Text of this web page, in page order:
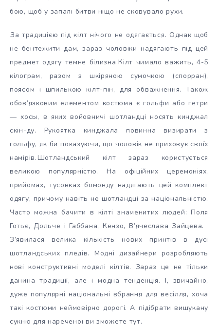
бою, щоб у запалі битви ніщо не сковувало рухи.
За традицією під кілт нічого не одягається. Однак щоб
не бентежити дам, зараз чоловіки надягають під цей
предмет одягу темне білизна.Кілт чимало важить, 4-5
кілограм, разом з шкіряною сумочкою (спорран),
поясом і шпилькою кілт-пін, для обважнення. Також
обов’язковим елементом костюма є гольфи або гетри
— хосы, в яких войовничі шотландці носять кинджал
скін-ду. Рукоятка кинджала повинна визирати з
гольфу, як би показуючи, що чоловік не приховує своїх
намірів.Шотландський кілт зараз користується
великою популярністю. На офіційних церемоніях,
прийомах, тусовках бомонду надягають цей комплект
одягу, причому навіть не шотландці за національністю.
Часто можна бачити в кілті знаменитих людей: Поля
Готьє, Дольче і Габбана, Кензо, В’ячеслава Зайцева.
З’явилася велика кількість нових принтів в дусі
шотландських пледів. Модні дизайнери розробляють
нові конструктивні моделі кілтів. Зараз це не тільки
данина традиції, але і модна тенденція. І, звичайно,
дуже популярні національні вбрання для весілля, хоча
такі костюми неймовірно дорогі. А підібрати вишукану
сукню для нареченої ви зможете тут.